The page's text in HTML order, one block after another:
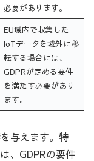
必要があります。
EU域内で収集した
IoTデータを域外に移
転する場合には、
GDPRが定める要件
を満たす必要があり
ます。
与えます。特
、GDPRの要件